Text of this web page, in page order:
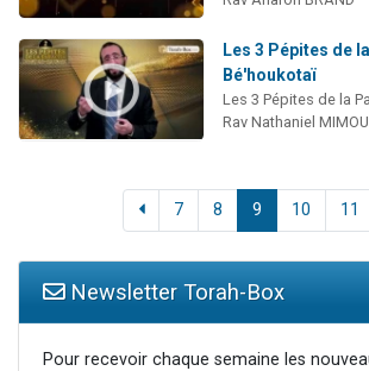
Les 3 Pépites de
Bé'houkotaï
Les 3 Pépites de la
Rav Nathaniel
7 8 9 10 11
Newsletter Torah-Box
Pour recevoir chaque semaine les